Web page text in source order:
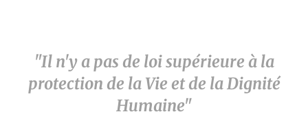
"Il n'y a pas de loi supérieure à la
protection de la Vie et de la Dignité
Humaine"